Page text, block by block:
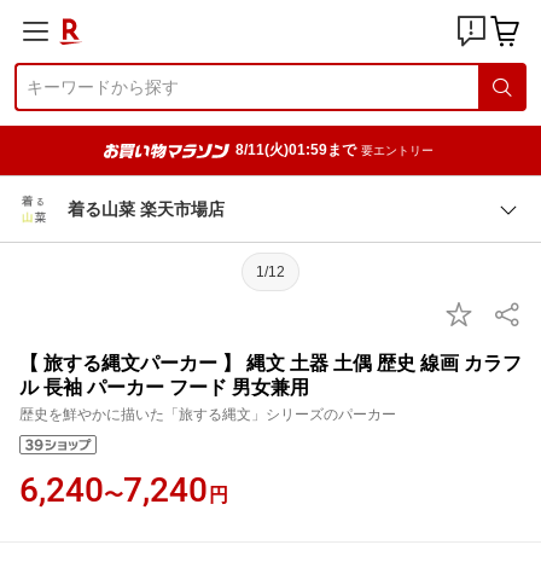
8/11(火)01:59まで 要エントリー
着る山菜 楽天市場店
1/12
【 旅する縄文パーカー 】 縄文 土器 土偶 歴史 線画 カラフ
ル 長袖 パーカー フード 男女兼用
歴史を鮮やかに描いた「旅する縄文」シリーズのパーカー
6,240〜7,240 円